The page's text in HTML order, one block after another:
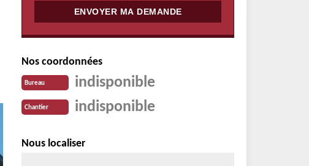
Nos coordonnées
Bureau indisponible
Chantier indisponible
Nous localiser